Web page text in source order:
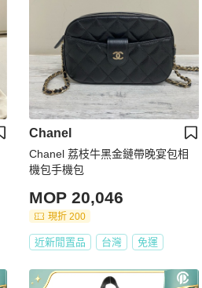
Chanel
Chanel 荔枝牛黑金鏈帶晚宴包相
機包手機包
MOP 20,046
現折 200
近新閒置品 台灣 免運